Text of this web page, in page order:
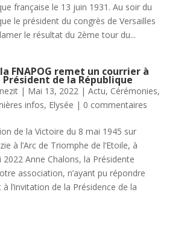
française le 13 juin 1931. Au soir du
le président du congrès de Versailles
le résultat du 2ème tour du...
FNAPOG remet un courrier à
de la République
| Mai 13, 2022| Actu, Cérémonies,
infos, Elysée | 0 commentaires
de la Victoire du 8 mai 1945 sur
à l’Arc de Triomphe de l’Etoile, à
2022 Anne Chalons, la Présidente
association, n’ayant pu répondre
l’invitation de la Présidence de la